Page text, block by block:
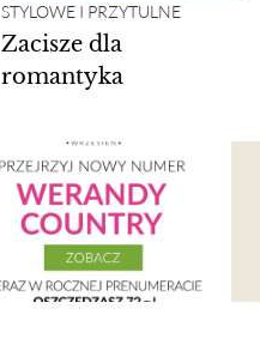
STYLOWE I PRZYTULNE
Zacisze dla
romantyka